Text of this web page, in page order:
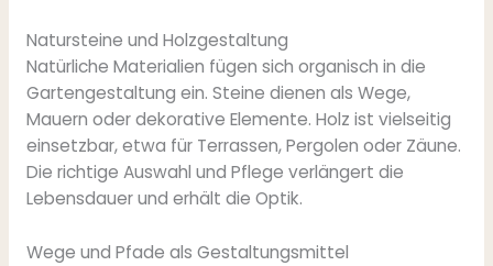
Natursteine und Holzgestaltung
Natürliche Materialien fügen sich organisch in die
Gartengestaltung ein. Steine dienen als Wege,
Mauern oder dekorative Elemente. Holz ist vielseitig
einsetzbar, etwa für Terrassen, Pergolen oder Zäune.
Die richtige Auswahl und Pflege verlängert die
Lebensdauer und erhält die Optik.
Wege und Pfade als Gestaltungsmittel